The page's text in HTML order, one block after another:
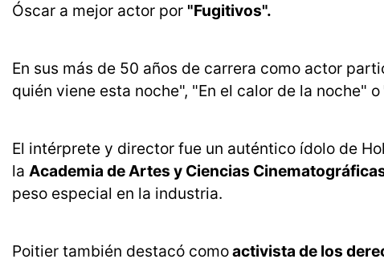
Óscar a mejor actor por "Fugitivos".
En sus más de 50 años de carrera como actor
quién viene esta noche", "En el calor de la noche" o
El intérprete y director fue un auténtico ídolo de
la Academia de Artes y Ciencias
peso especial en la industria.
Poitier también destacó comoactivista de los